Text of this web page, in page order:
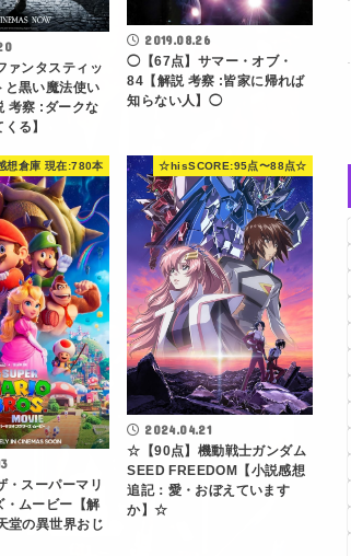
ンタスティッ
と黒い魔法使い
考察 :ダークな
る】
2019.08.26
◯【67点】サマー・オブ・
84【解説 考察 :皆家に帰れば
知らない人】◯
想倉庫 現在:780本
スーパーマリ
・ムービー【解
堂の異世界おじ
☆hisSCORE:95点〜88点☆
2024.04.21
☆【90点】機動戦士ガンダム
SEED FREEDOM【小説感想
追記：愛・おぼえています
か】☆